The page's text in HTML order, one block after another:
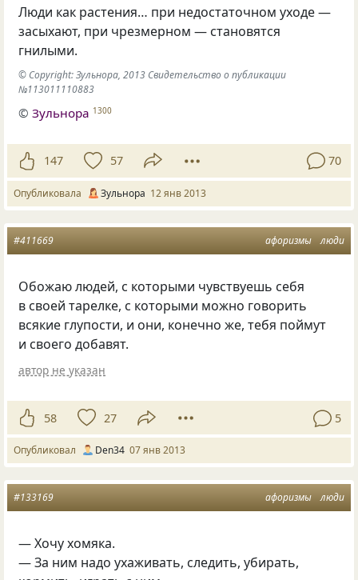
Люди как растения… при недостаточном уходе —
засыхают, при чрезмерном — становятся
гнилыми.
© Copyright: Зульнора, 2013 Свидетельство о публикации
№113011110883
©Зульнора 1300
147 57 70
Опубликовала Зульнора 12 янв 2013
афоризмы люди
#411669
Обожаю людей, с которыми чувствуешь себя
в своей тарелке, с которыми можно говорить
всякие глупости, и они, конечно же, тебя поймут
и своего добавят.
автор не указан
58 27 5
Опубликовал Den34 07 янв 2013
афоризмы люди
#133169
— Хочу хомяка.
— За ним надо ухаживать, следить, убирать,